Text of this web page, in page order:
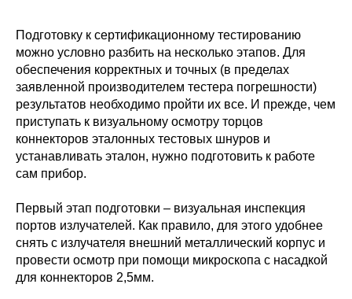
Подготовку к сертификационному тестированию
можно условно разбить на несколько этапов. Для
обеспечения корректных и точных (в пределах
заявленной производителем тестера погрешности)
результатов необходимо пройти их все. И прежде, чем
приступать к визуальному осмотру торцов
коннекторов эталонных тестовых шнуров и
устанавливать эталон, нужно подготовить к работе
сам прибор.
Первый этап подготовки – визуальная инспекция
портов излучателей. Как правило, для этого удобнее
снять с излучателя внешний металлический корпус и
провести осмотр при помощи микроскопа с насадкой
для коннекторов 2,5мм.